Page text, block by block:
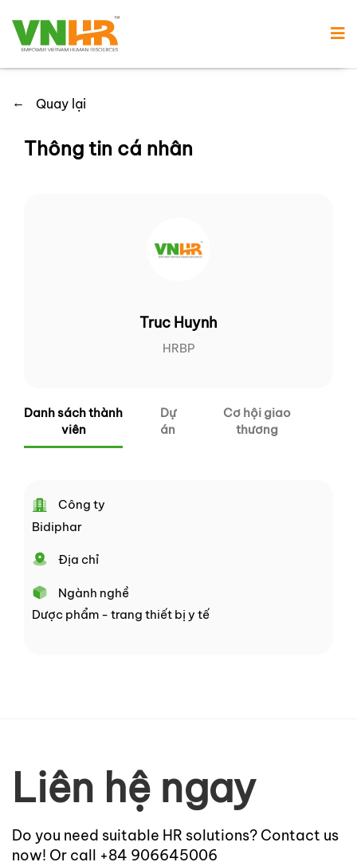
← Quay lại
Thông tin cá nhân
Truc Huynh
HRBP
Danh sách thành
viên
Dự
án
Cơ hội giao
thương
Công ty
Bidiphar
Địa chỉ
Ngành nghề
Dược phẩm - trang thiết bị y tế
Liên hệ ngay
Do you need suitable HR solutions? Contact us
now! Or call +84 906645006